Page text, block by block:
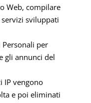
Web, compilare
sviluppati
per
gli annunci del
IP vengono
e poi eliminati